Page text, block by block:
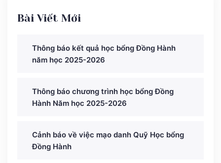
Bài Viết Mới
Thông báo kết quả học bổng Đồng Hành
năm học 2025-2026
Thông báo chương trình học bổng Đồng
Hành Năm học 2025-2026
Cảnh báo về việc mạo danh Quỹ Học bổng
Đồng Hành